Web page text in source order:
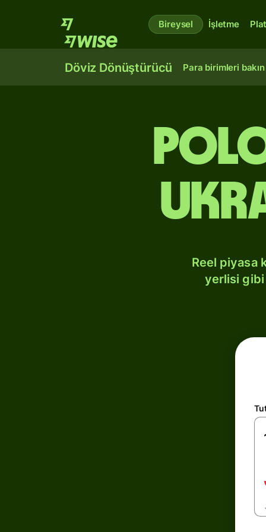
Bireysel İşletme
Döviz Dönüştürücü Para birimleri bakın
Reel piyasa
yerlisi gibi